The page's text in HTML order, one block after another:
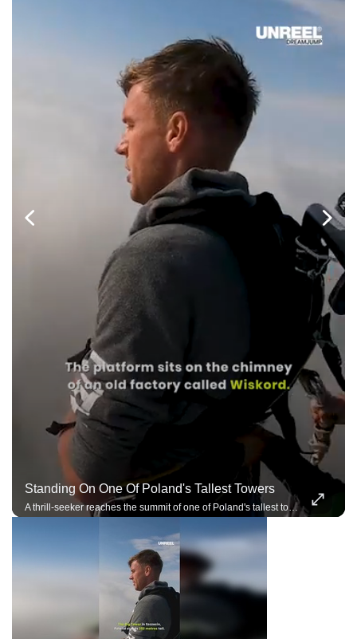
Standing On One Of Poland's Tallest Towers
A thrill-seeker reaches the summit of one of Poland's tallest towers before an extreme adventure.